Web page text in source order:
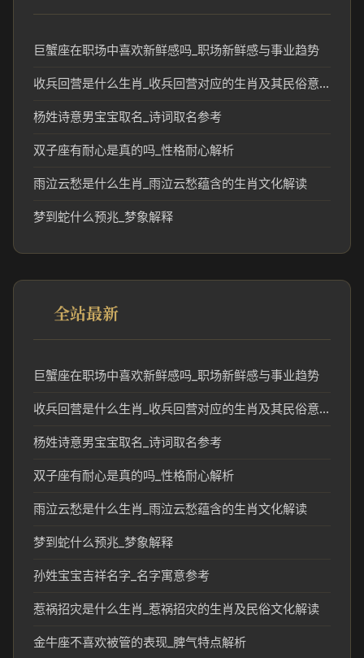
巨蟹座在职场中喜欢新鲜感吗_职场新鲜感与事业趋势
收兵回营是什么生肖_收兵回营对应的生肖及其民俗意义
杨姓诗意男宝宝取名_诗词取名参考
双子座有耐心是真的吗_性格耐心解析
雨泣云愁是什么生肖_雨泣云愁蕴含的生肖文化解读
梦到蛇什么预兆_梦象解释
全站最新
巨蟹座在职场中喜欢新鲜感吗_职场新鲜感与事业趋势
收兵回营是什么生肖_收兵回营对应的生肖及其民俗意义
杨姓诗意男宝宝取名_诗词取名参考
双子座有耐心是真的吗_性格耐心解析
雨泣云愁是什么生肖_雨泣云愁蕴含的生肖文化解读
梦到蛇什么预兆_梦象解释
孙姓宝宝吉祥名字_名字寓意参考
惹祸招灾是什么生肖_惹祸招灾的生肖及民俗文化解读
金牛座不喜欢被管的表现_脾气特点解析